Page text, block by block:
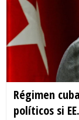
Régimen
políticos si